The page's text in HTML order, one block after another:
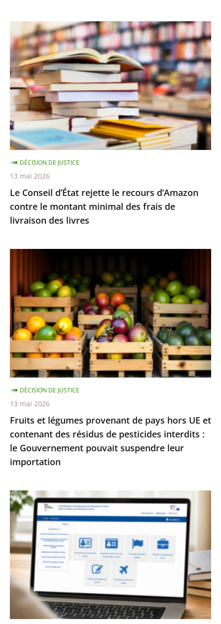
de
la
République
qui
est
liée
aux
relations
interna...
Conseil
d’État
rejette
le
recours
d’Amazon
contre
le
montant
minimal
des
frais
de
livraison
livres
Le Conseil d’État rejette le recours d’Amazon
contre le montant minimal des frais de
livraison des livres
DÉCISION DE JUSTICE
13 mai 2026
légumes
provenant
de
pays
hors
UE
contenant
des
résidus
de
pesticides
interdits
:
Gouvernement
pouvait
suspendre
leur
importation
Fruits et légumes provenant de pays hors UE et
contenant des résidus de pesticides interdits :
le Gouvernement pouvait suspendre leur
importation
DÉCISION DE JUSTICE
13 mai 2026
Services
publics
le
Conseil
d’État
enjoint
l’État
de